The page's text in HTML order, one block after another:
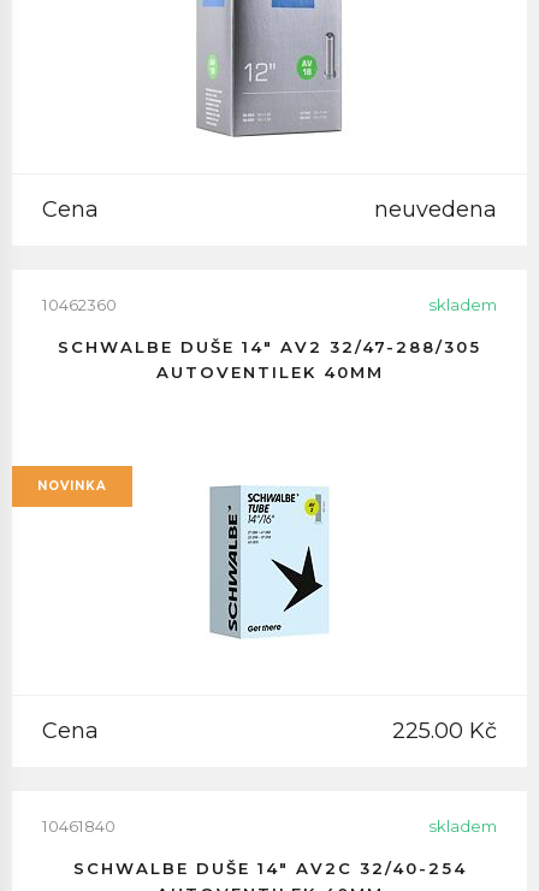
Cena neuvedena
10462360 skladem
SCHWALBE DUŠE 14" AV2 32/47-288/305
AUTOVENTILEK 40MM
NOVINKA
Cena 225.00 Kč
10461840 skladem
SCHWALBE DUŠE 14" AV2C 32/40-254